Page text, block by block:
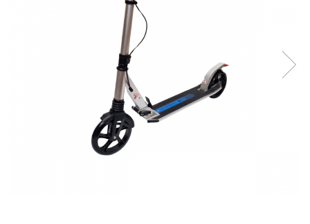
Brelocuri Auto Metalice Chei
Carcasa Cheie Fiat
Carcasa Cheie Ford